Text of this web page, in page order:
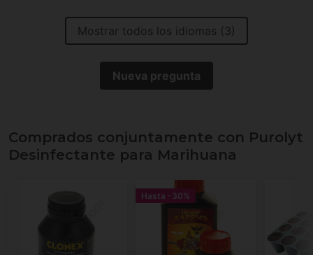
Mostrar todos los idiomas (3)
Nueva pregunta
Comprados conjuntamente con Purolyt
Desinfectante para Marihuana
Hasta -30%